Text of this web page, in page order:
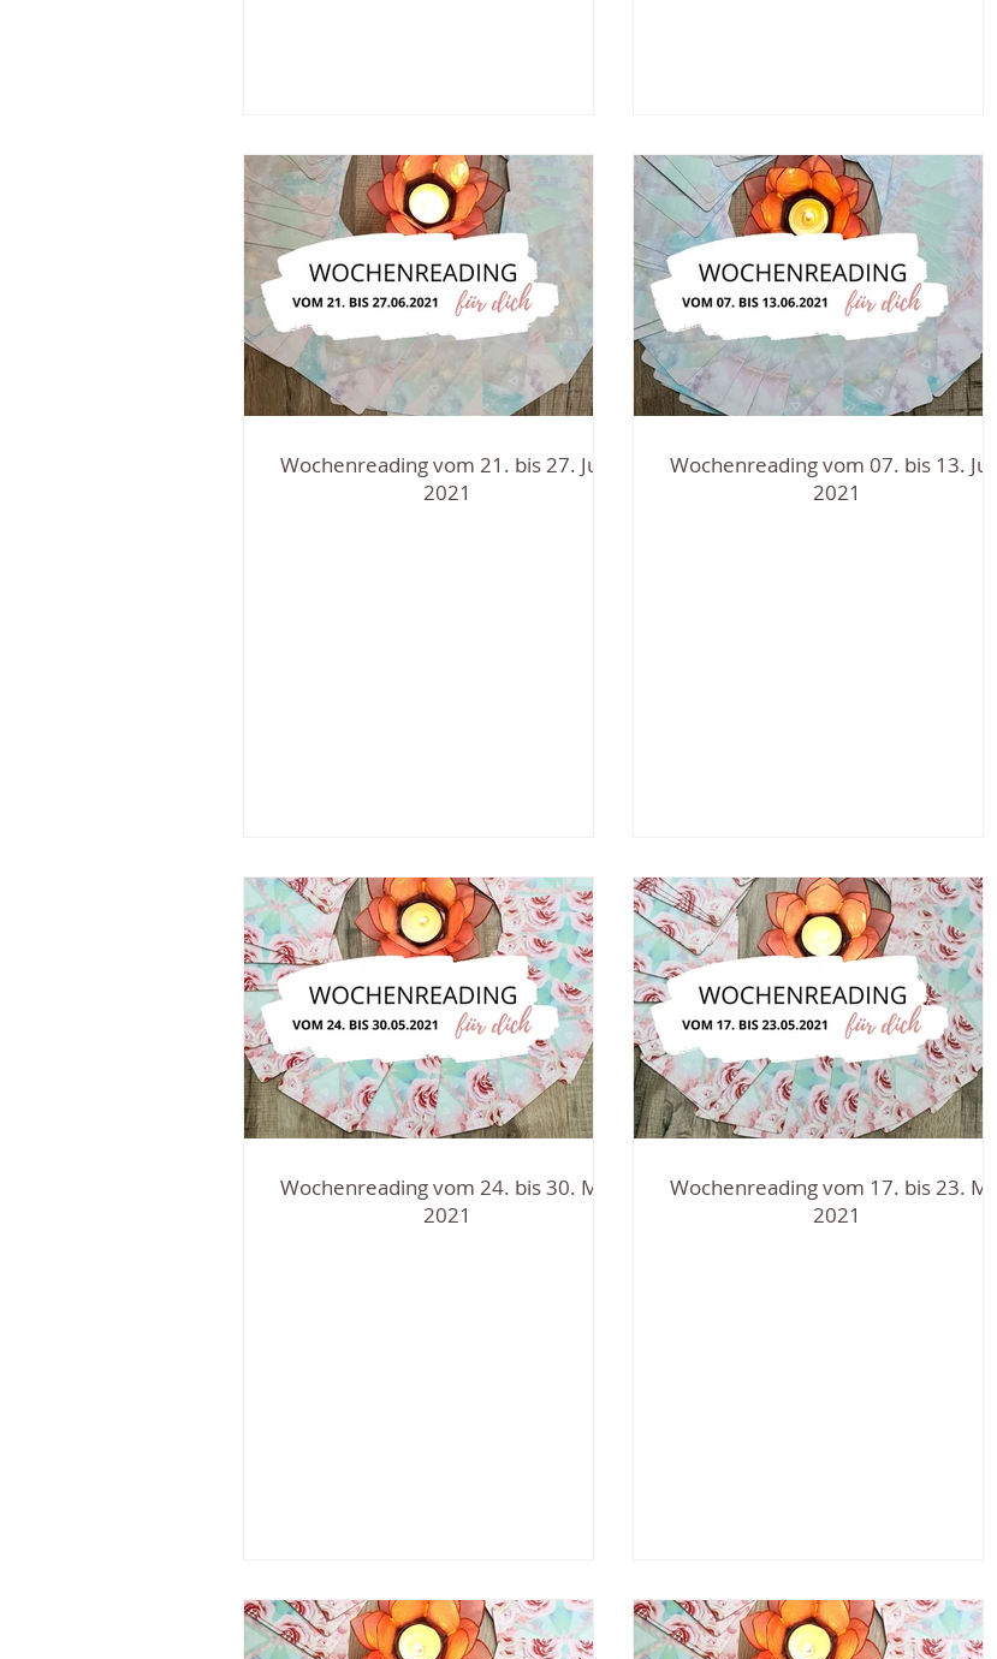
Wochenreading vom 21. bis 27. Juni
2021
Wochenreading vom 07. bis 13. Juni
2021
Wochenreading vom 24. bis 30. Mai
2021
Wochenreading vom 17. bis 23. Mai
2021